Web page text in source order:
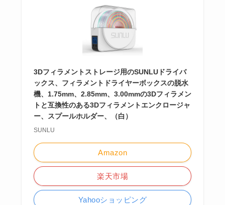
3Dフィラメントストレージ用のSUNLUドライバ
ックス、フィラメントドライヤーボックスの脱水
機、1.75mm、2.85mm、3.00mmの3Dフィラメン
トと互換性のある3Dフィラメントエンクロージャ
ー、スプールホルダー、（白）
SUNLU
Amazon
楽天市場
Yahooショッピング